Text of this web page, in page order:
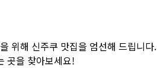
위해 신주쿠 맛집을 엄선해 드립니다.
곳을 찾아보세요!